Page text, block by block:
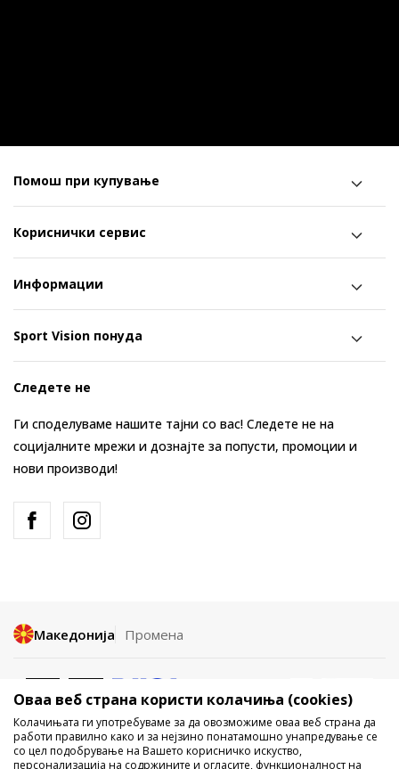
Помош при купување
Кориснички сервис
Информации
Sport Vision понуда
Следете не
Ги споделуваме нашите тајни со вас! Следете не на
социјалните мрежи и дознајте за попусти, промоции и
нови производи!
Македонија Промена
Не е дозволено превземање или користење на содржината од
Оваа веб страна користи колачиња (cookies)
Колачињата ги употребуваме за да овозможиме оваа веб страна да
работи правилно како и за нејзино понатамошно унапредување се
со цел подобрување на Вашето корисничко искуство,
персонализација на содржините и огласите, функционалност на